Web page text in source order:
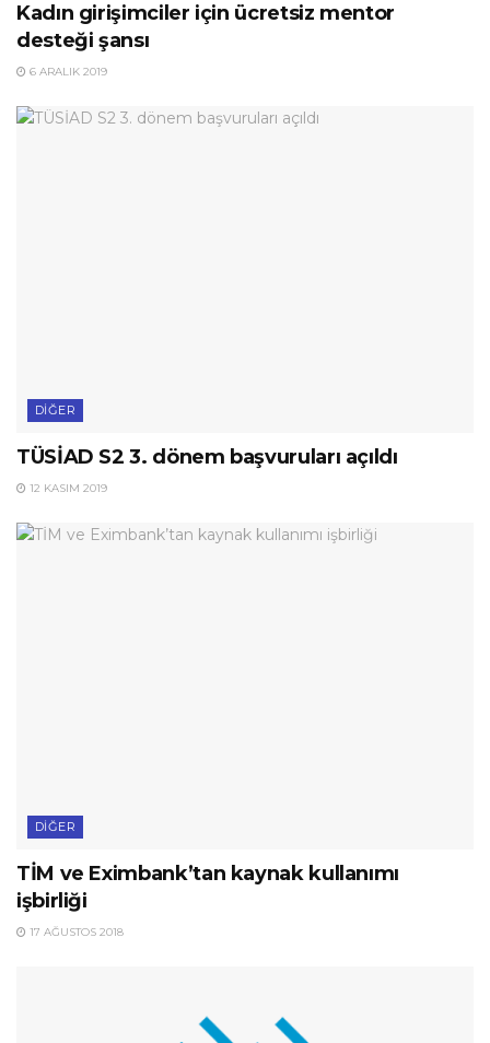
Kadın girişimciler için ücretsiz mentor
desteği şansı
6 ARALIK 2019
DIĞER
TÜSİAD S2 3. dönem başvuruları açıldı
12 KASIM 2019
DIĞER
TİM ve Eximbank’tan kaynak kullanımı
işbirliği
17 AĞUSTOS 2018